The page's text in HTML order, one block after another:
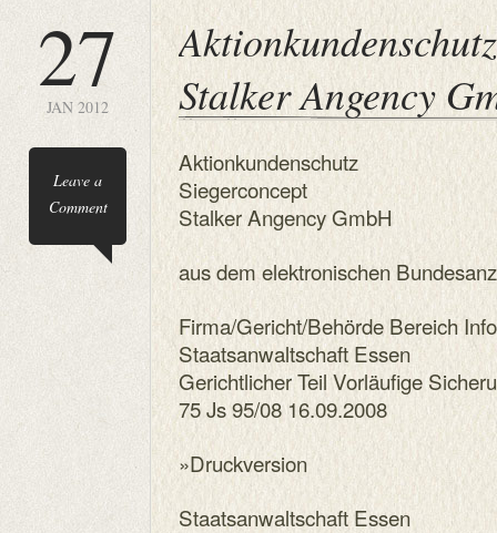
27
JAN 2012
Leave a
Comment
Stalker Angency
Aktionkundenschutz
Siegerconcept
Stalker Angency GmbH
aus dem elektronischen
Firma/Gericht/Behörde Bereich
Staatsanwaltschaft Essen
Gerichtlicher Teil Vorläufige
75 Js 95/08 16.09.2008
»Druckversion
Staatsanwaltschaft Essen